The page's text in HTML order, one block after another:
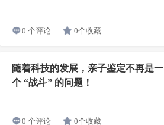
0 个评论 0个收藏
随着科技的发展，亲子鉴定不再是一
个 “战斗” 的问题！
0 个评论 0个收藏